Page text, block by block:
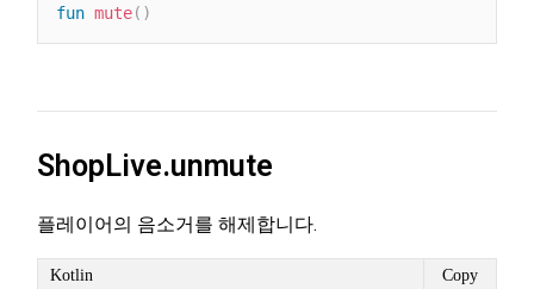
fun mute( )
ShopLive.unmute
플레이어의 음소거를 해제합니다.
Kotlin Copy